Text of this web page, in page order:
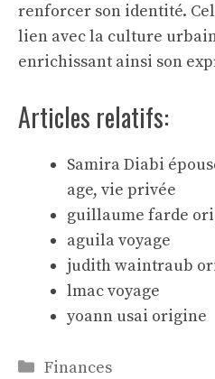
renforcer son identité.
lien avec la culture
enrichissant ainsi son
Articles relatifs:
Samira Diabi
age, vie privée
guillaume farde
aguila voyage
judith waintraub
lmac voyage
yoann usai origine
Catégories
Finances